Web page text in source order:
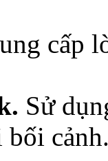
cấp
Sử